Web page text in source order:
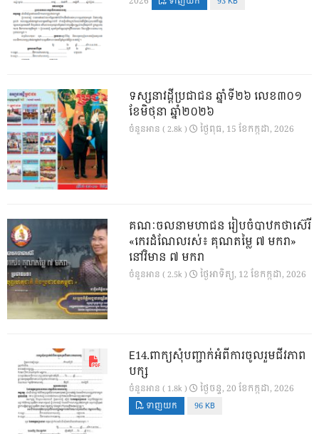
ទស្សនាវដ្ដីប្រជាជន ឆ្នាំទី២៦ លេខ៣០១
ខែមិថុនា ឆ្នាំ២០២៦
ចំនួនអាន ( 2.8k ) ថ្ងៃ​ពុធ, 15 ខែ​កក្កដា, 2026
គណៈចលនាមហាជន រៀបចំបាឋកថាស៊េរី
«កេរដំណែលរស់៖ គុណតម្លៃ ៧ មករា»
នៅវិមាន ៧ មករា
ចំនួនអាន ( 2.5k ) ថ្ងៃ​អាទិត្យ, 12 ខែ​កក្កដា, 2026
E14.ពាក្យសុំបញ្ជាក់អំពីការចូលរួមជីវភាព
បក្ស
ចំនួនអាន ( 1.8k ) ថ្ងៃ​ចន្ទ, 20 ខែ​កក្កដា, 2026
ទាញយក 96 KB